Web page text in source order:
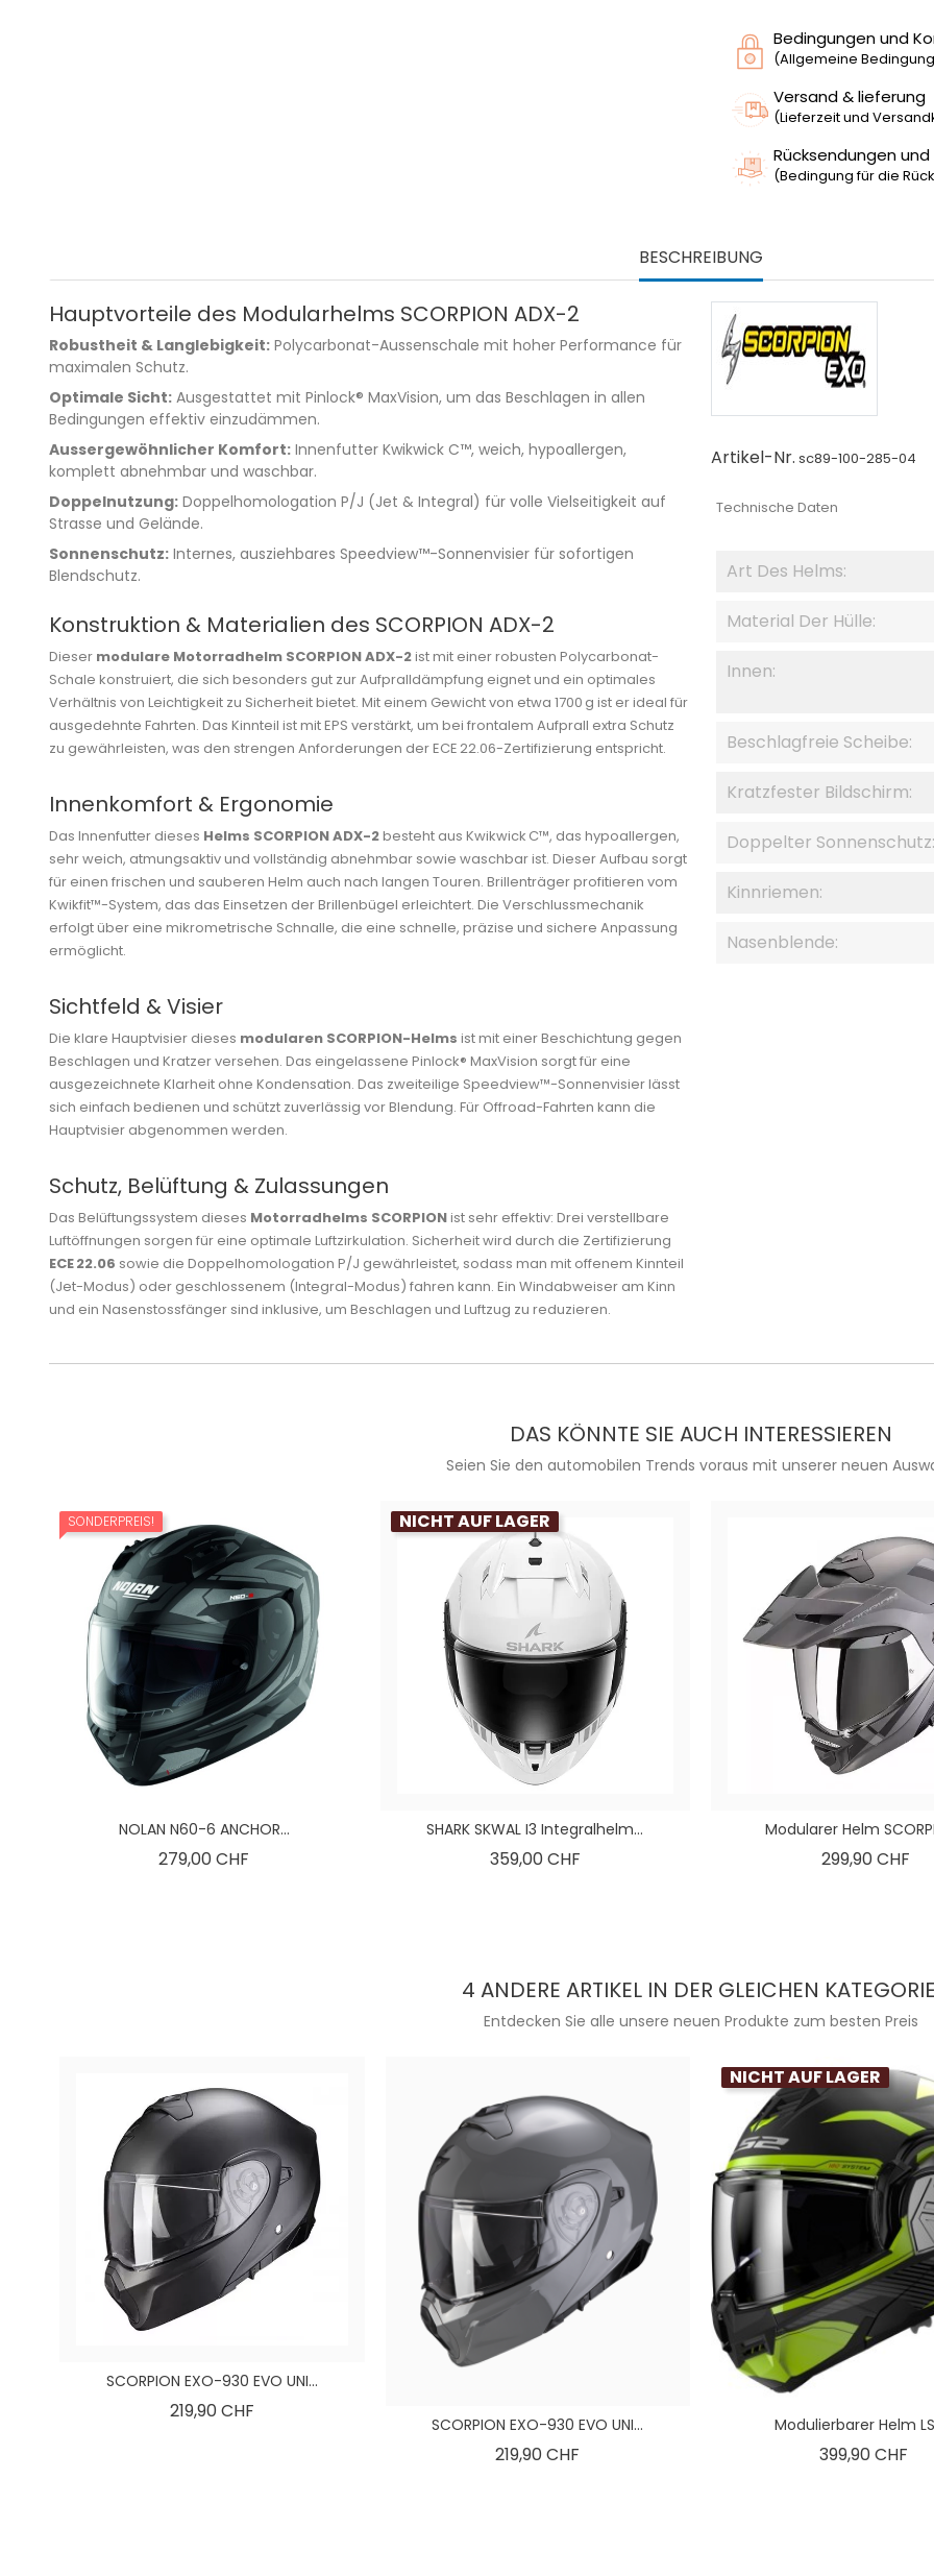
Bedingungen und
(Allgemeine
Versand & lieferung
(Lieferzeit und
Rücksendungen
(Bedingung für die
BESCHREIBUNG
Hauptvorteile des Modularhelms SCORPION ADX-2
Robustheit & Langlebigkeit: Polycarbonat-Aussenschale mit hoher Performance für
maximalen Schutz.
Optimale Sicht: Ausgestattet mit Pinlock® MaxVision, um das Beschlagen in allen
Bedingungen effektiv einzudämmen.
Aussergewöhnlicher Komfort: Innenfutter Kwikwick C™, weich, hypoallergen,
komplett abnehmbar und waschbar.
Doppelnutzung: Doppelhomologation P/J (Jet & Integral) für volle Vielseitigkeit auf
Strasse und Gelände.
Sonnenschutz: Internes, ausziehbares Speedview™-Sonnenvisier für sofortigen
Blendschutz.
Konstruktion & Materialien des SCORPION ADX-2
Dieser modulare Motorradhelm SCORPION ADX-2ist mit einer robusten Polycarbonat-
Schale konstruiert, die sich besonders gut zur Aufpralldämpfung eignet und ein optimales
Verhältnis von Leichtigkeit zu Sicherheit bietet. Mit einem Gewicht von etwa 1700 g ist er ideal für
ausgedehnte Fahrten. Das Kinnteil ist mit EPS verstärkt, um bei frontalem Aufprall extra Schutz
zu gewährleisten, was den strengen Anforderungen der ECE 22.06-Zertifizierung entspricht.
Innenkomfort & Ergonomie
Das Innenfutter dieses Helms SCORPION ADX-2besteht aus Kwikwick C™, das hypoallergen,
sehr weich, atmungsaktiv und vollständig abnehmbar sowie waschbar ist. Dieser Aufbau sorgt
für einen frischen und sauberen Helm auch nach langen Touren. Brillenträger profitieren vom
Kwikfit™-System, das das Einsetzen der Brillenbügel erleichtert. Die Verschlussmechanik
erfolgt über eine mikrometrische Schnalle, die eine schnelle, präzise und sichere Anpassung
ermöglicht.
Sichtfeld & Visier
Die klare Hauptvisier dieses modularen SCORPION-Helms ist mit einer Beschichtung gegen
Beschlagen und Kratzer versehen. Das eingelassene Pinlock® MaxVision sorgt für eine
ausgezeichnete Klarheit ohne Kondensation. Das zweiteilige Speedview™-Sonnenvisier lässt
sich einfach bedienen und schützt zuverlässig vor Blendung. Für Offroad-Fahrten kann die
Hauptvisier abgenommen werden.
Schutz, Belüftung & Zulassungen
Das Belüftungssystem dieses Motorradhelms SCORPIONist sehr effektiv: Drei verstellbare
Luftöffnungen sorgen für eine optimale Luftzirkulation. Sicherheit wird durch die Zertifizierung
ECE 22.06 sowie die Doppelhomologation P/J gewährleistet, sodass man mit offenem Kinnteil
(Jet-Modus) oder geschlossenem (Integral-Modus) fahren kann. Ein Windabweiser am Kinn
und ein Nasenstossfänger sind inklusive, um Beschlagen und Luftzug zu reduzieren.
Artikel-Nr. sc89-100-285-04
Technische Daten
Art Des Helms:
Material Der Hülle:
Innen:
Beschlagfreie Scheibe:
Kratzfester Bildschirm:
Doppelter Sonnenschutz:
Kinnriemen:
Nasenblende:
DAS KÖNNTE SIE AUCH INTERESSIEREN
Seien Sie den automobilen Trends voraus mit unserer neuen
SONDERPREIS!
NOLAN N60-6 ANCHOR...
279,00 CHF
NICHT AUF LAGER
SHARK SKWAL I3 Integralhelm...
359,00 CHFPreis
Modularer Helm
299,90 CHF
4 ANDERE ARTIKEL IN DER GLEICHEN
Entdecken Sie alle unsere neuen Produkte zum besten Preis
SCORPION EXO-930 EVO UNI...
219,90 CHFPreis
SCORPION EXO-930 EVO UNI...
219,90 CHF
NICHT AUF LAGER
Modulierbarer Helm
399,90 CHF